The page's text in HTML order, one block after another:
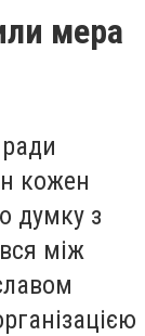
мера
кожен
думку з
між